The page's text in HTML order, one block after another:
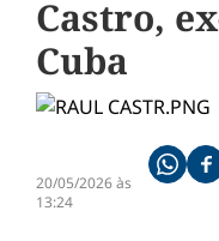
Castro,
Cuba
20/05/2026 às
13:24